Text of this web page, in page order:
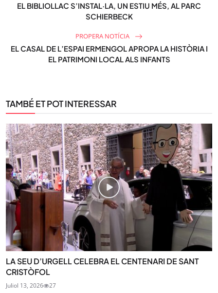
EL BIBLIOLLAC S’INSTAL·LA, UN ESTIU MÉS, AL PARC
SCHIERBECK
PROPERA NOTÍCIA
EL CASAL DE L’ESPAI ERMENGOL APROPA LA HISTÒRIA I
EL PATRIMONI LOCAL ALS INFANTS
TAMBÉ ET POT INTERESSAR
LA SEU D’URGELL CELEBRA EL CENTENARI DE SANT
CRISTÒFOL
Juliol 13, 2026 27